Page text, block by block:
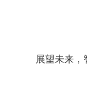
展望未来，